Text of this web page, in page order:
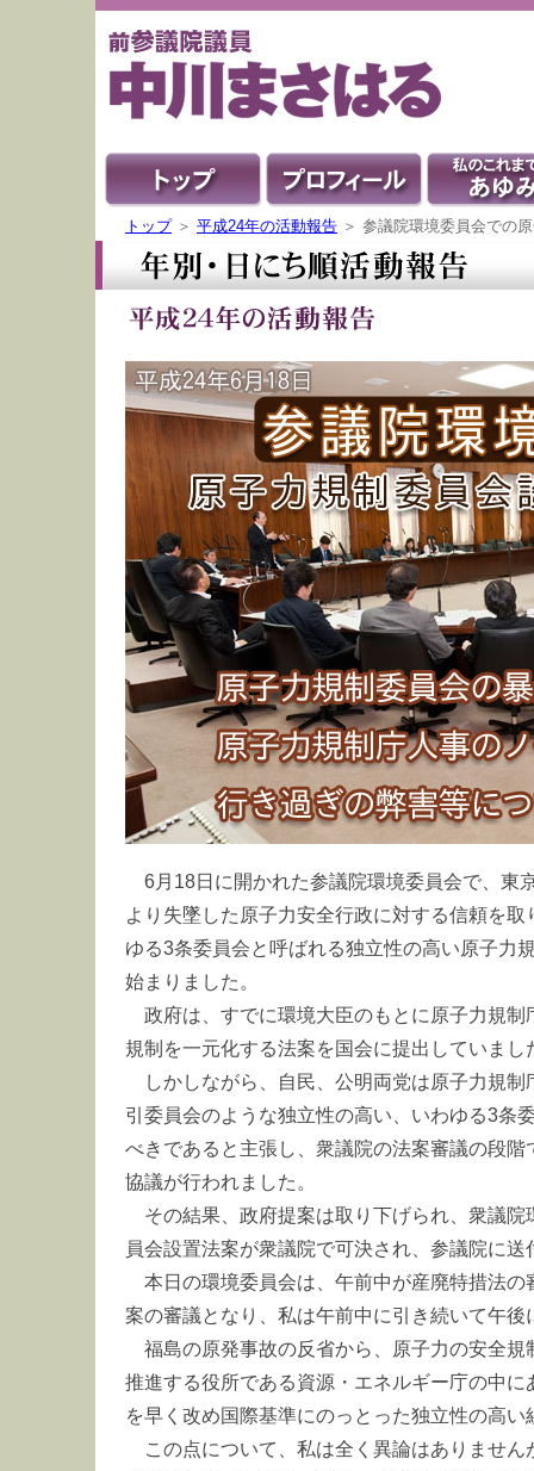
トップ＞ 平成24年の活動報告 ＞ 参議院環境委員会での
6月18日に開かれた参議院環境委員会で、東
より失墜した原子力安全行政に対する信頼を
ゆる3条委員会と呼ばれる独立性の高い原子力
始まりました。
政府は、すでに環境大臣のもとに原子力規制
規制を一元化する法案を国会に提出していまし
しかしながら、自民、公明両党は原子力規制
引委員会のような独立性の高い、いわゆる3条
べきであると主張し、衆議院の法案審議の段
協議が行われました。
その結果、政府提案は取り下げられ、衆議院
員会設置法案が衆議院で可決され、参議院に送
本日の環境委員会は、午前中が産廃特措法の
案の審議となり、私は午前中に引き続いて午
福島の原発事故の反省から、原子力の安全規
推進する役所である資源・エネルギー庁の中
を早く改め国際基準にのっとった独立性の高
この点について、私は全く異論はありません